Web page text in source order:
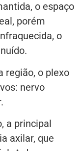
o espaço
porém
o
região, o plexo
nervo
a principal
axilar, que